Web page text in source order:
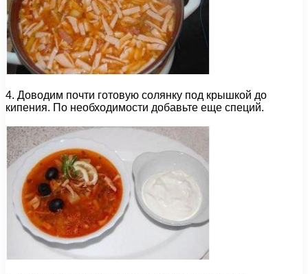
4. Доводим почти готовую солянку под крышкой до
кипения. По необходимости добавьте еще специй.